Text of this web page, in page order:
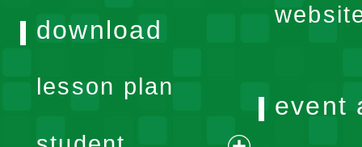
download
lesson plan
event